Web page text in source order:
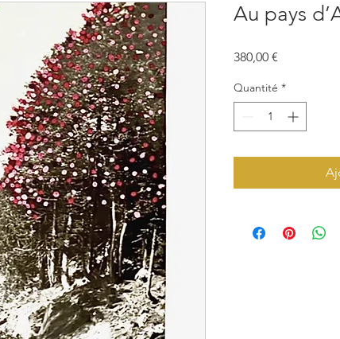
Au pays
380,00 €
Quantité *